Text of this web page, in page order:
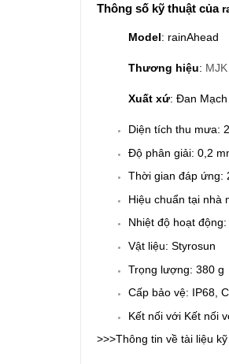
Thông số kỹ thuật của
Model: rainAhead
Thương hiệu: MJK
Xuất xứ: Đan
Diện tích thu mưa:
Độ phân giải: 0,2
Thời gian đáp ứng:
Hiệu chuẩn tại nhà
Nhiệt độ hoạt
Vật liệu: Styrosun
Trọng lượng: 380 g
Cấp bảo vệ: IP68,
Kết nối với Kết nối
>>>Thông tin về tài liệu